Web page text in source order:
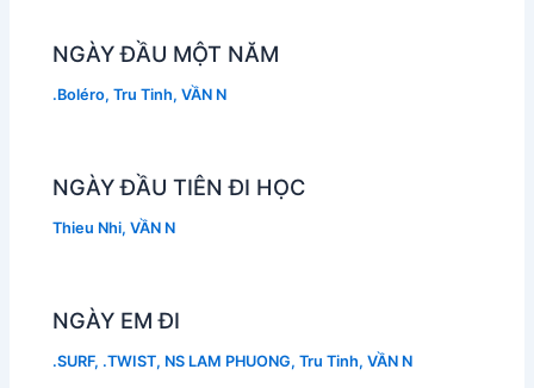
NGÀY ĐẦU MỘT NĂM
.Boléro,Tru Tinh,VẦN N
NGÀY ĐẦU TIÊN ĐI HỌC
Thieu Nhi,VẦN N
NGÀY EM ĐI
.SURF, .TWIST, NS LAM PHUONG,Tru Tinh,VẦN N